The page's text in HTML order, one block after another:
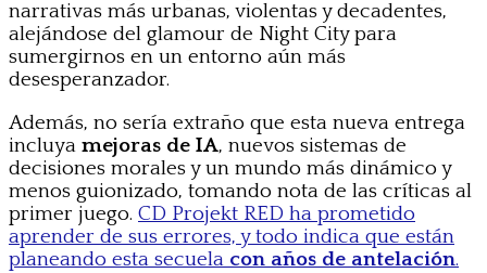
narrativas más urbanas, violentas y decadentes,
alejándose del glamour de Night City para
sumergirnos en un entorno aún más
desesperanzador.
Además, no sería extraño que esta nueva entrega
incluya mejoras de IA, nuevos sistemas de
decisiones morales y un mundo más dinámico y
menos guionizado, tomando nota de las críticas al
primer juego. CD Projekt RED ha prometido
aprender de sus errores, y todo indica que están
planeando esta secuela con años de antelación.